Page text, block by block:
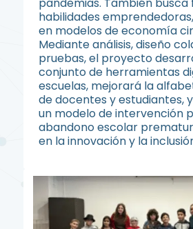
habilidades
en modelos de economía
Mediante análisis, diseño
pruebas, el proyecto
conjunto de herramientas
escuelas, mejorará la
de docentes y estudiantes,
un modelo de intervención
abandono escolar
en la innovación y la